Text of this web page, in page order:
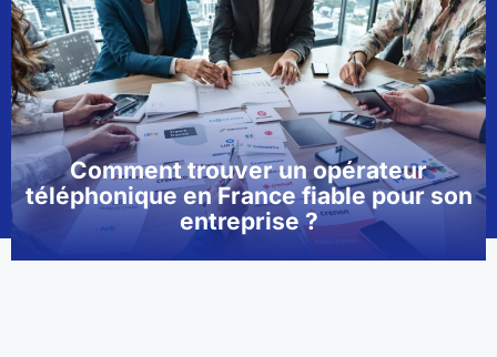
Comment trouver un opérateur
téléphonique en France fiable pour son
entreprise ?